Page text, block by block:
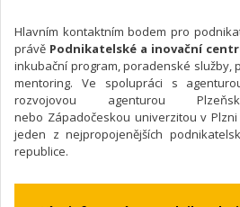
Hlavním kontaktním bodem pro
právě Podnikatelské a inovační
inkubační program, poradenské služby,
mentoring. Ve spolupráci s
rozvojovou agenturou
nebo Západočeskou univerzitou v
jeden z nejpropojenějších
republice.